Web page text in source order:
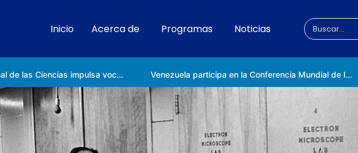
Inicio Acerca de Programas Noticias
Universidad Nacional de las Ciencias impulsa vocaciones científicas en la Expoferia de Oportunidades de Estudio 2026 Venezuela participa en la Conferencia Mundial de Inteligencia Artificial en Shanghái